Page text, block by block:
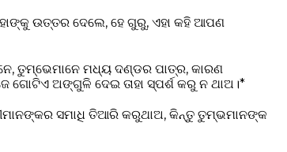
ଉତ୍ତର ଦେଲେ, ହେ ଗୁରୁ, ଏହା କହି ଆପଣ
ତୁମ୍ଭେମାନେ ମଧ୍ୟ ଦଣ୍ଡର ପାତ୍ର, କାରଣ
ଗୋଟିଏ ଅଙ୍ଗୁଳି ଦେଇ ତାହା ସ୍ପର୍ଶ କରୁ ନ ଥାଅ।*
ସମାଧି ତିଆରି କରୁଥାଅ, କିନ୍ତୁ ତୁମ୍ଭମାନଙ୍କ